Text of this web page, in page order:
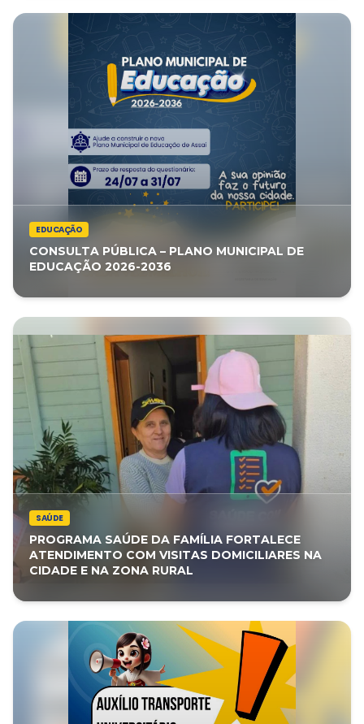
EDUCAÇÃO
CONSULTA PÚBLICA – PLANO MUNICIPAL DE
EDUCAÇÃO 2026-2036
SAÚDE
PROGRAMA SAÚDE DA FAMÍLIA FORTALECE
ATENDIMENTO COM VISITAS DOMICILIARES NA
CIDADE E NA ZONA RURAL